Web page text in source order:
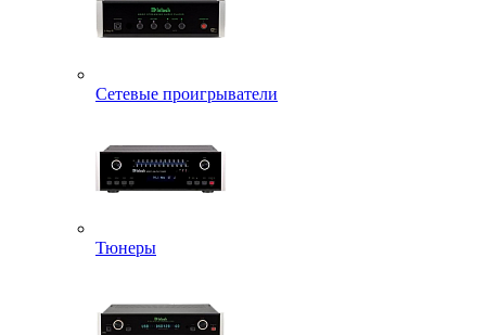
Сетевые проигрыватели
Тюнеры